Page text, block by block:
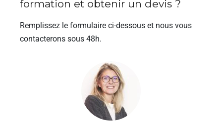
formation et obtenir un devis ?
Remplissez le formulaire ci-dessous et nous vous
contacterons sous 48h.